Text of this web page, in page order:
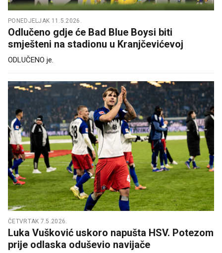
PONEDJELJAK 11.5.2026.
Odlučeno gdje će Bad Blue Boysi biti
smješteni na stadionu u Kranjčevićevoj
ODLUČENO je.
ČETVRTAK 7.5.2026.
Luka Vušković uskoro napušta HSV. Potezom
prije odlaska oduševio navijače